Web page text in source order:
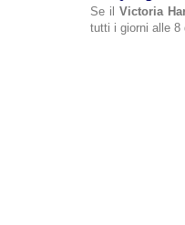
Se il Victoria
tutti i giorni alle 8